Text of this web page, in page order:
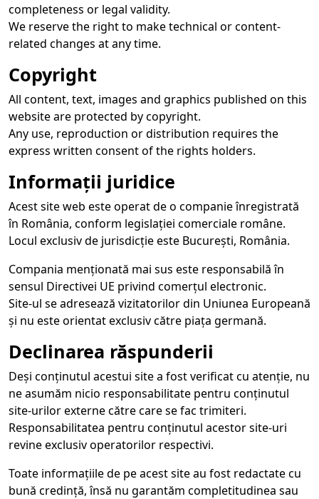
completeness or legal validity.
We reserve the right to make technical or content-
related changes at any time.
Copyright
All content, text, images and graphics published on this
website are protected by copyright.
Any use, reproduction or distribution requires the
express written consent of the rights holders.
Informații juridice
Acest site web este operat de o companie înregistrată
în România, conform legislației comerciale române.
Locul exclusiv de jurisdicție este București, România.
Compania menționată mai sus este responsabilă în
sensul Directivei UE privind comerțul electronic.
Site-ul se adresează vizitatorilor din Uniunea Europeană
și nu este orientat exclusiv către piața germană.
Declinarea răspunderii
Deși conținutul acestui site a fost verificat cu atenție, nu
ne asumăm nicio responsabilitate pentru conținutul
site-urilor externe către care se fac trimiteri.
Responsabilitatea pentru conținutul acestor site-uri
revine exclusiv operatorilor respectivi.
Toate informațiile de pe acest site au fost redactate cu
bună credință, însă nu garantăm completitudinea sau